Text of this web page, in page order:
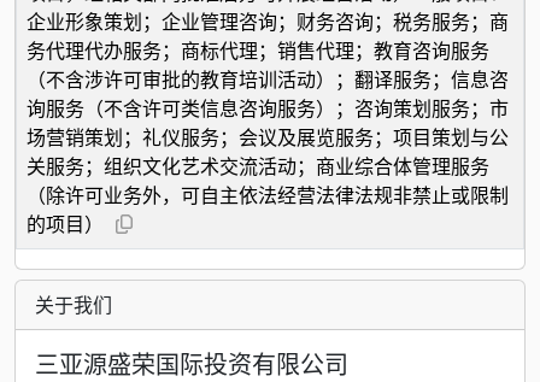
企业形象策划；企业管理咨询；财务咨询；税务服务；商
务代理代办服务；商标代理；销售代理；教育咨询服务
（不含涉许可审批的教育培训活动）；翻译服务；信息咨
询服务（不含许可类信息咨询服务）；咨询策划服务；市
场营销策划；礼仪服务；会议及展览服务；项目策划与公
关服务；组织文化艺术交流活动；商业综合体管理服务
（除许可业务外，可自主依法经营法律法规非禁止或限制
的项目）
关于我们
三亚源盛荣国际投资有限公司